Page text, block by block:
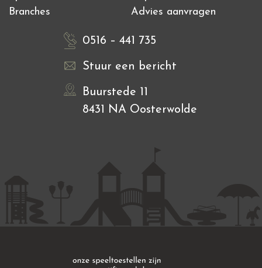
Branches
Advies aanvragen
0516 – 441 735
Stuur een bericht
Buurstede 11
8431 NA Oosterwolde